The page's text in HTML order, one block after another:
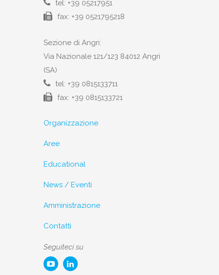
tel: +39 05217951
fax: +39 0521795218
Sezione di Angri:
Via Nazionale 121/123 84012 Angri
(SA)
tel: +39 0815133711
fax: +39 0815133721
Organizzazione
Aree
Educational
News / Eventi
Amministrazione
Contatti
Seguiteci su